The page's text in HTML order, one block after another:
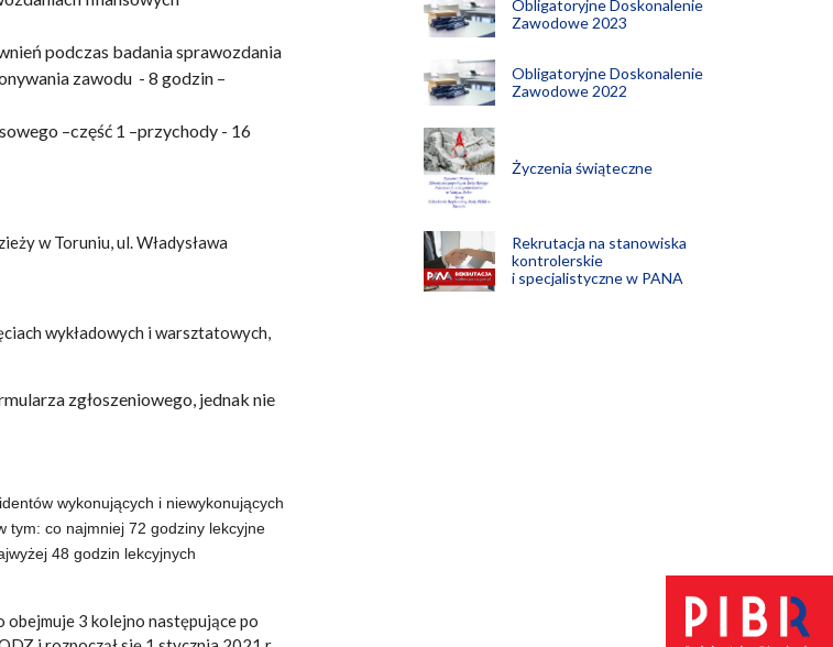
podczas badania sprawozdania
zawodu - 8 godzin –
–część 1 –przychody - 16
w Toruniu, ul. Władysława
wykładowych i warsztatowych,
zgłoszeniowego, jednak nie
wykonujących i niewykonujących
tym: co najmniej 72 godziny lekcyjne
48 godzin lekcyjnych
3 kolejno następujące po
Obligatoryjne Doskonalenie
Zawodowe 2023
Obligatoryjne Doskonalenie
Zawodowe 2022
Życzenia świąteczne
Rekrutacja na stanowiska
kontrolerskie
i specjalistyczne w PANA